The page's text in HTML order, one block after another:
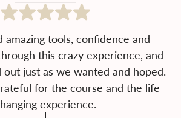
amazing tools, confidence and
this crazy experience, and
just as we wanted and hoped.
for the course and the life
experience.